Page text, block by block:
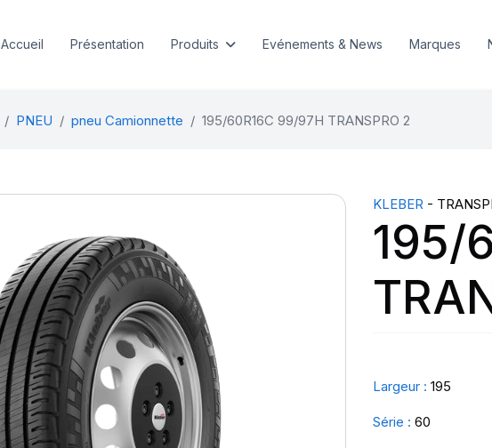
Accueil Présentation Produits Evénements & News Marques
PNEU pneu Camionnette 195/60R16C 99/97H TRANSPRO 2
KLEBER -
195/
Largeur : 195
Série : 60